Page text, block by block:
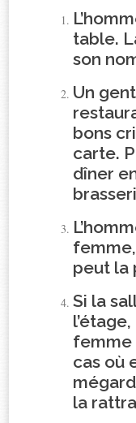
table.
son
Un
bons
carte.
dîner
peut la
Si la
femme
cas où
la